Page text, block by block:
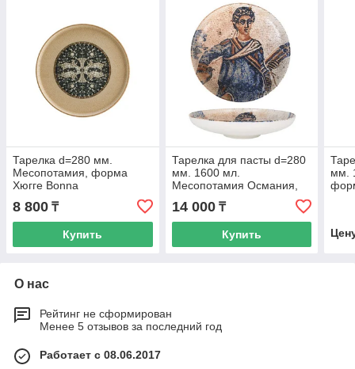
Тарелка d=280 мм.
Месопотамия, форма
Хюгге Bonna
8 800 ₸
Купить
Тарелка для пасты d=280
мм. 1600 мл.
Месопотамия Османия,
форма Хюгге Bonna
14 000₸
Купить
мм.
О нас
Рейтинг не сформирован
Менее 5 отзывов за последний год
Работает с 08.06.2017